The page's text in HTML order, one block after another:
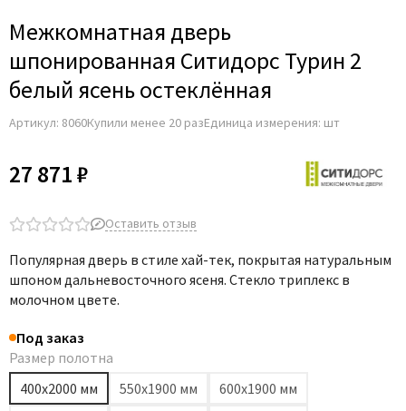
Aldeghi Luigi
Archie
Armadillo
Aurum Doors
Bravo
Comaglio
Dircode
Eclisse
El Porta
Межкомнатная дверь
шпонированная Ситидорс Турин 2
белый ясень остеклённая
Артикул: 8060Купили менее 20 разЕдиница измерения: шт
27 871 ₽
Оставить отзыв
Популярная дверь в стиле хай-тек, покрытая натуральным
шпоном дальневосточного ясеня. Стекло триплекс в
молочном цвете.
Под заказ
Размер полотна
400х2000 мм
550х1900 мм
600х1900 мм